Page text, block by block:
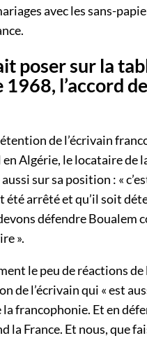
avec les sans-
poser sur la
1968, l’accord
de l’écrivain
Algérie, le locataire de
sur sa position : «
été arrêté et qu’il soit
défendre Boualem
».
le peu de réactions de
de l’écrivain qui « est
francophonie. Et en
la France. Et nous, que